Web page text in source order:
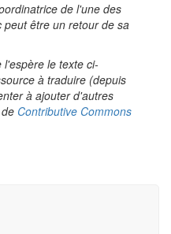
de l'une des
être un retour de sa
le texte ci-
à traduire (depuis
à ajouter d'autres
Contributive Commons